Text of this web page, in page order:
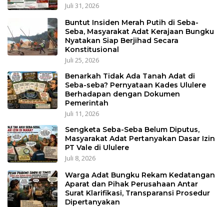
Juli 31, 2026
Buntut Insiden Merah Putih di Seba-
Seba, Masyarakat Adat Kerajaan Bungku
Nyatakan Siap Berjihad Secara
Konstitusional
Juli 25, 2026
Benarkah Tidak Ada Tanah Adat di
Seba-seba? Pernyataan Kades Ululere
Berhadapan dengan Dokumen
Pemerintah
Juli 11, 2026
Sengketa Seba-Seba Belum Diputus,
Masyarakat Adat Pertanyakan Dasar Izin
PT Vale di Ululere
Juli 8, 2026
Warga Adat Bungku Rekam Kedatangan
Aparat dan Pihak Perusahaan Antar
Surat Klarifikasi, Transparansi Prosedur
Dipertanyakan